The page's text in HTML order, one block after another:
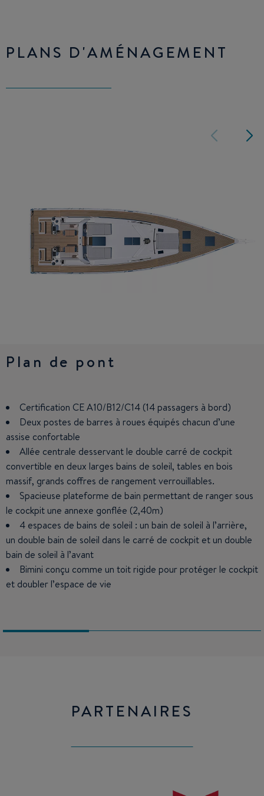
PLANS D'AMÉNAGEMENT
Plan de pont
Certification CE A10/B12/C14 (14 passagers à bord)
Deux postes de barres à roues équipés chacun d’une
assise confortable
Allée centrale desservant le double carré de cockpit
convertible en deux larges bains de soleil, tables en bois
massif, grands coffres de rangement verrouillables.
Spacieuse plateforme de bain permettant de ranger sous
le cockpit une annexe gonflée (2,40m)
4 espaces de bains de soleil : un bain de soleil à l’arrière,
un double bain de soleil dans le carré de cockpit et un double
bain de soleil à l’avant
Bimini conçu comme un toit rigide pour protéger le cockpit
et doubler l’espace de vie
3 cabines - 2 salles d'eau
Carré en U avec grande table pouvant accueillir jusqu’à 6
personnes
Cuisine en C comprenant : frigo, évier, 3 feux , four,
rangements et grand plan de travail
Cabine propriétaire XXL comprenant : un lit double d’1,60
m de large dont on peut faire le tour, deux penderies, de
nombreux rangements et de grands hublots de part et
d’autre
Deux cabines avec couchage double à l’arrière
Deux salles d’eau avec douche séparée et vue sur mer
Nombreux hublots et panneaux de pont assurent une
clarté naturelle
3 cabines - 3 salles d'eau
Carré en U avec grande table pouvant accueillir jusqu’à 6
personnes
Cuisine en C comprenant : frigo, évier, 3 feux , four,
rangements et grand plan de travail
Cabine propriétaire XXL comprenant : un lit double d’1,60
m de large dont on peut faire le tour, deux penderies, de
nombreux rangements et de grands hublots de part et
d’autre
Deux cabines avec couchage double à l’arrière
Salle d’eau privative pour chaque cabine avec douche
séparée et vue sur mer
Nombreux hublots et panneaux de pont assurent une
clarté naturelle
PARTENAIRES